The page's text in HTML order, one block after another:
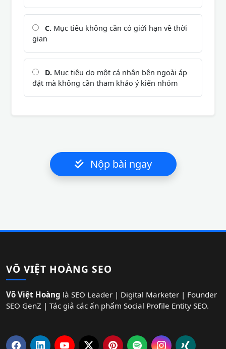
C. Mục tiêu không cần có giới hạn về thời
gian
D. Mục tiêu do một cá nhân bên ngoài áp
đặt mà không cần tham khảo ý kiến nhóm
Nộp bài ngay
VÕ VIỆT HOÀNG SEO
Võ Việt Hoàng là SEO Leader | Digital Marketer | Founder
SEO GenZ | Tác giả các ấn phẩm Social Profile Entity SEO.